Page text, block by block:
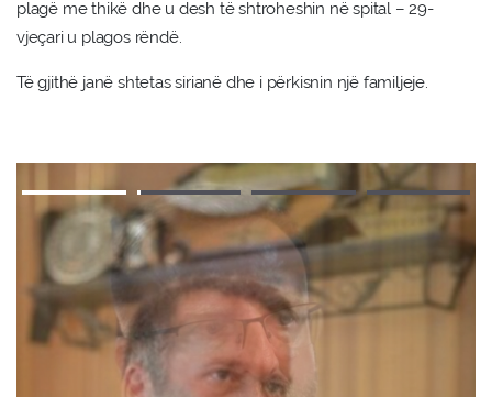
plagë me thikë dhe u desh të shtroheshin në spital – 29-
vjeçari u plagos rëndë.
Të gjithë janë shtetas sirianë dhe i përkisnin një familjeje.